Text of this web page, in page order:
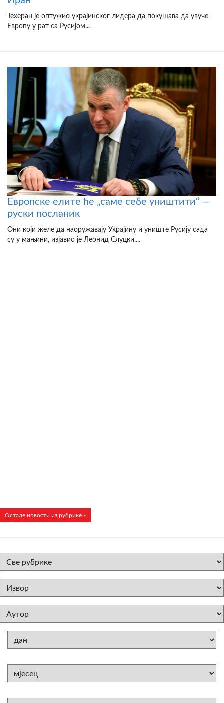
Техеран је оптужио украјинског лидера да покушава да увуче
Европу у рат са Русијом...
Европске елите ће „саме себе уништити“ —
руски посланик
Они који желе да наоружавају Украјину и униште Русију сада
су у мањини, изјавио је Леонид Слуцки....
Остале новости из рубрике »